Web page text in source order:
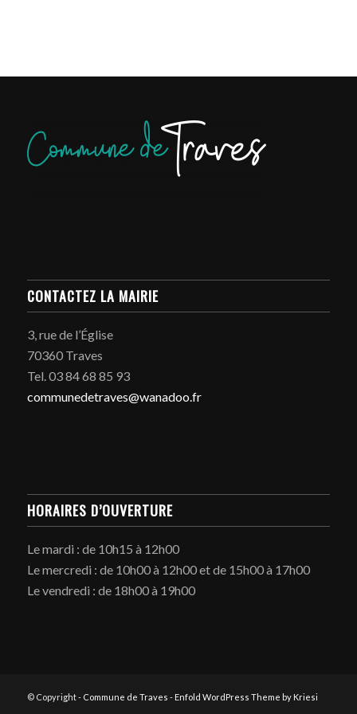
CONTACTEZ LA MAIRIE
3, rue de l’Église
70360 Traves
Tel. 03 84 68 85 93
communedetraves@wanadoo.fr
HORAIRES D’OUVERTURE
Le mardi : de 10h15 à 12h00
Le mercredi : de 10h00 à 12h00 et de 15h00 à 17h00
Le vendredi : de 18h00 à 19h00
© Copyright - Commune de Traves - Enfold WordPress Theme by Kriesi